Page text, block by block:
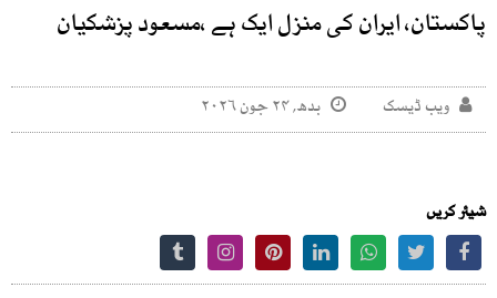
پاکستان، ایران کی منزل ایک ہے ،مسعود پزشکیان
ویب ڈیسک بدھ, ۲۴ جون ۲۰۲۶
شیئر کریں